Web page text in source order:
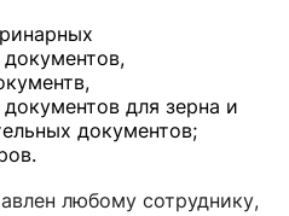
для зерна и
документов;
любому сотруднику,